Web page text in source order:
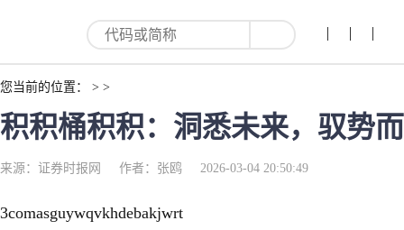
您当前的位置： > >
积积桶积积：洞悉未来，驭势
来源：证券时报网 作者：张鸥 2026-03-04 20:50:49
3comasguywqvkhdebakjwrt